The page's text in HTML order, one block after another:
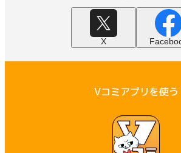
X
Vコミアプリを使う